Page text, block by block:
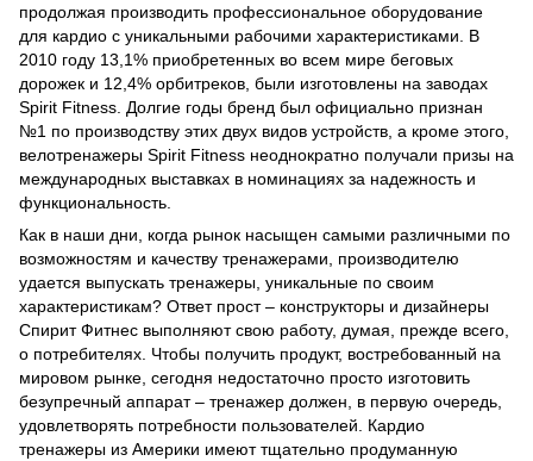
продолжая производить профессиональное оборудование
для кардио с уникальными рабочими характеристиками. В
2010 году 13,1% приобретенных во всем мире беговых
дорожек и 12,4% орбитреков, были изготовлены на заводах
Spirit Fitness. Долгие годы бренд был официально признан
№1 по производству этих двух видов устройств, а кроме этого,
велотренажеры Spirit Fitness неоднократно получали призы на
международных выставках в номинациях за надежность и
функциональность.
Как в наши дни, когда рынок насыщен самыми различными по
возможностям и качеству тренажерами, производителю
удается выпускать тренажеры, уникальные по своим
характеристикам? Ответ прост – конструкторы и дизайнеры
Спирит Фитнес выполняют свою работу, думая, прежде всего,
о потребителях. Чтобы получить продукт, востребованный на
мировом рынке, сегодня недостаточно просто изготовить
безупречный аппарат – тренажер должен, в первую очередь,
удовлетворять потребности пользователей. Кардио
тренажеры из Америки имеют тщательно продуманную